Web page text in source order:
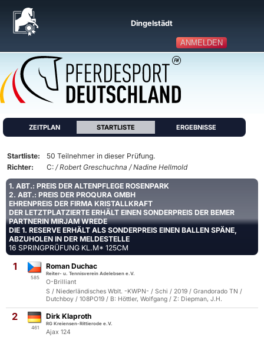
ANMELDEN
Dingelstädt
ZEITPLAN STARTLISTE ERGEBNISSE
Startliste:
50 Teilnehmer in dieser Prüfung.
Richter:
C: / Robert Greschuchna / Nadine Hellmold
1. ABT.: PREIS DER ALTENPFLEGE ROSENPARK
2. ABT.: PREIS DER PROQURA GMBH
EHRENPREIS DER FIRMA KRISTALLKRAFT
DER LETZTPLATZIERTE ERHÄLT EINEN SONDERPREIS DER BEMER
PARTNERIN MIRJAM WREDE
DIE 1. RESERVE ERHÄLT ALS SONDERPREIS EINEN BALLEN SPÄNE,
ABZUHOLEN IN DER MELDESTELLE
16 SPRINGPRÜFUNG KL.M* 125CM
1
585
Roman Duchac
Reiter- u. Tennisverein Adelebsen e.V.
O-Brilliant
S / Niederländisches Wblt. -KWPN- / Schi / 2019 / Grandorado TN /
Dutchboy / 108PO19 / B: Höttler, Wolfgang / Z: Diepman, J.H.
2
461
Dirk Klaproth
RG Kreiensen-Rittierode e.V.
Ajax 124